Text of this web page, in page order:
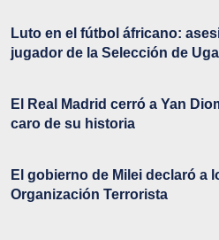
Luto en el fútbol áfricano:
jugador de la Selección de
El Real Madrid cerró a Yan
caro de su historia
El gobierno de Milei declaró a
Organización Terrorista